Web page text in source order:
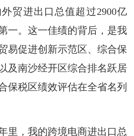
进出口总值超过2900亿
一。这一佳绩的背后，是我
易促进创新示范区、综合保
及南沙经开区综合排名跃居
保税区绩效评估在全省名列
，我的跨境电商进出口总